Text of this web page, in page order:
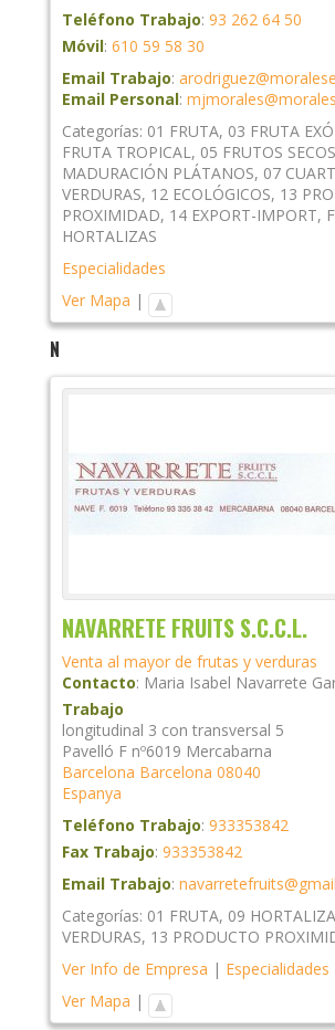
Teléfono Trabajo: 93 262 64 50
Móvil: 610 59 58 30
Email Trabajo:
Email Personal:
Categorías: 01 FRUTA, 03 FRUTA
FRUTA TROPICAL, 05 FRUTOS SECOS
MADURACIÓN PLÁTANOS, 07
VERDURAS, 12 ECOLÓGICOS, 13
PROXIMIDAD, 14 EXPORT-IMPORT,
HORTALIZAS
Especialidades
Ver Mapa |
N
NAVARRETE FRUITS S.C.C.L.
Venta al mayor de frutas y verduras
Contacto: Maria Isabel Navarrete
Trabajo
longitudinal 3 con transversal 5
Pavelló F nº6019 Mercabarna
Barcelona Barcelona 08040
Espanya
Teléfono Trabajo: 933353842
Fax Trabajo: 933353842
Email Trabajo:
Categorías: 01 FRUTA, 09
VERDURAS, 13 PRODUCTO
Ver Info de Empresa | Especialidades
Ver Mapa |